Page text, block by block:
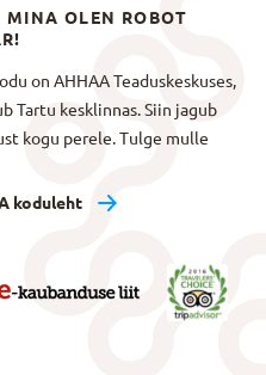
MINA OLEN ROBOT
on AHHAA Teaduskeskuses,
Tartu kesklinnas. Siin jagub
kogu perele. Tulge mulle
koduleht